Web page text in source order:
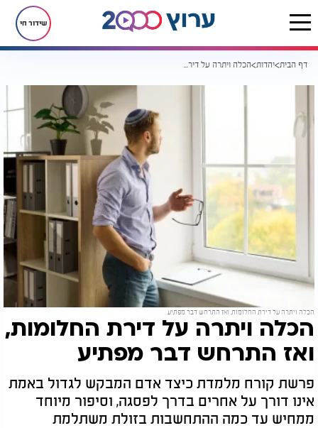
שידור חי
דף הבית יהדות הכלה ויתרה על דירת החלומות, ואז התרחש דבר מפתיע
הכלה ויתרה על דירת החלומות, ואז התרחש דבר מפתיע
הכלה ויתרה על דירת החלומות,
ואז התרחש דבר מפתיע
פרשת קורח מלמדת כיצד אדם המבקש לגדול באמת
אינו דורך על אחרים בדרך לפסגה, וסיפור מיוחד
ממחיש עד כמה ההתחשבות בזולת משתלמת